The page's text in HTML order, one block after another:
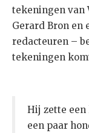
tekeningen van
Gerard Bron en
redacteuren –
tekeningen
Hij zette een
een paar